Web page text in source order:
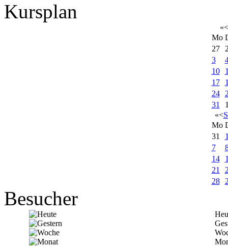
Kursplan
«<
Mo
27
3
10
17
24
31
«<
Mo
31
7
14
21
28
Besucher